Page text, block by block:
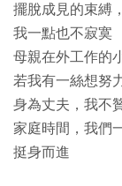
擺脫成見的束縛
我一點也不寂寞
母親在外工作的
若我有一絲想努
身為丈夫，我不
家庭時間，我們
挺身而進